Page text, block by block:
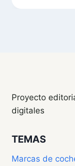
Proyecto
digitales
TEMAS
Marcas de